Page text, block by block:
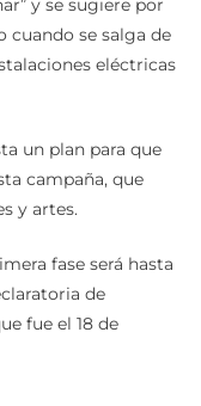
y se sugiere por
cuando se salga de
eléctricas
un plan para que
campaña, que
fase será hasta
de
fue el 18 de